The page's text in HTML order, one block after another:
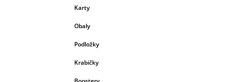
Karty
Obaly
Podložky
Krabičky